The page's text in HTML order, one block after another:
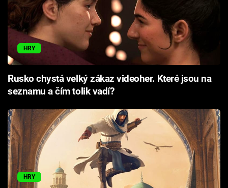
HRY
Rusko chystá velký zákaz videoher. Které jsou na
seznamu a čím tolik vadí?
HRY